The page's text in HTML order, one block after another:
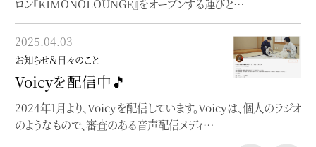
ロン『KIMONOLOUNGE』をオープンする運びと…
2025.04.03
お知らせ＆日々のこと
Voicyを配信中🎵
2024年1月より、Voicyを配信しています。Voicyは、個人のラジオ
のようなもので、審査のある音声配信メディ…
note始めました
blogとは違った角度でnoteを書いています